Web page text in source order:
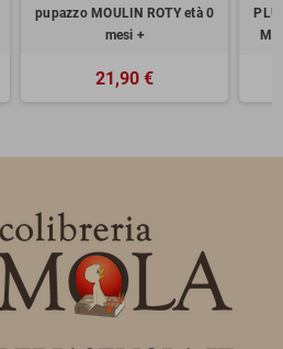
pupazzo MOULIN ROTY età 0
mesi +
21,90 €